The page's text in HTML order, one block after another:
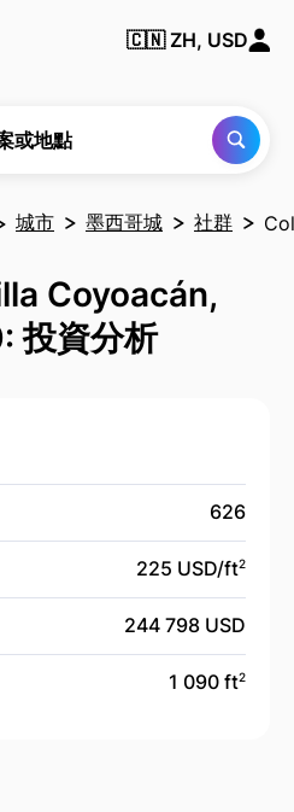
點
🇨🇳ZH, USD
或地點
城市 墨西哥城 社群
Coyoacán,
投資分析
626
225 USD/ft2
244 798 USD
1 090 ft2